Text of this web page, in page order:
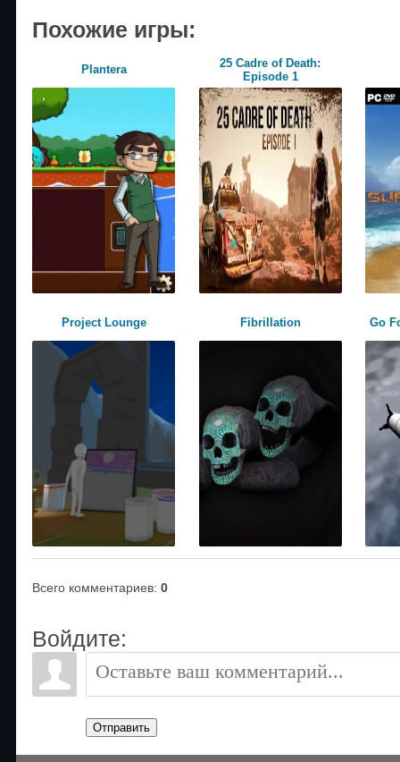
Похожие игры:
Plantera
25 Cadre of Death:
Episode 1
Project Lounge Fibrillation Go
Всего комментариев: 0
Войдите:
Отправить